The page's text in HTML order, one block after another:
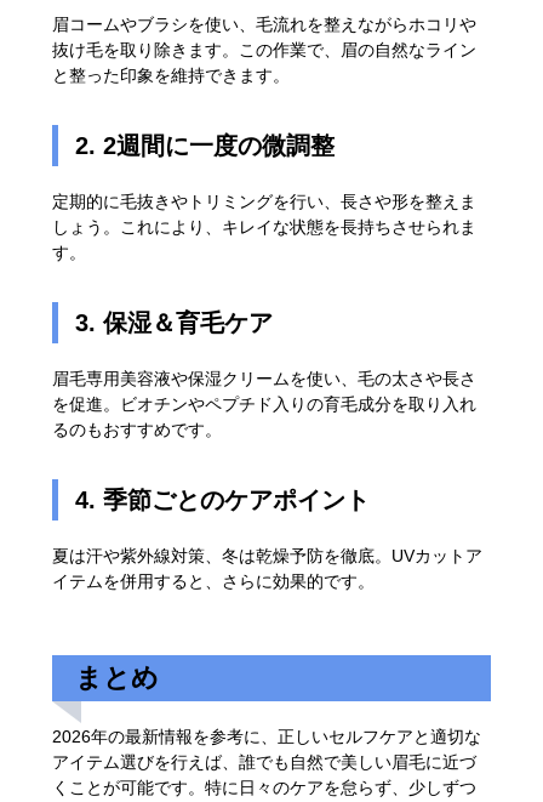
眉コームやブラシを使い、毛流れを整えながらホコリや
抜け毛を取り除きます。この作業で、眉の自然なライン
と整った印象を維持できます。
2. 2週間に一度の微調整
定期的に毛抜きやトリミングを行い、長さや形を整えま
しょう。これにより、キレイな状態を長持ちさせられま
す。
3. 保湿＆育毛ケア
眉毛専用美容液や保湿クリームを使い、毛の太さや長さ
を促進。ビオチンやペプチド入りの育毛成分を取り入れ
るのもおすすめです。
4. 季節ごとのケアポイント
夏は汗や紫外線対策、冬は乾燥予防を徹底。UVカットア
イテムを併用すると、さらに効果的です。
まとめ
2026年の最新情報を参考に、正しいセルフケアと適切な
アイテム選びを行えば、誰でも自然で美しい眉毛に近づ
くことが可能です。特に日々のケアを怠らず、少しずつ